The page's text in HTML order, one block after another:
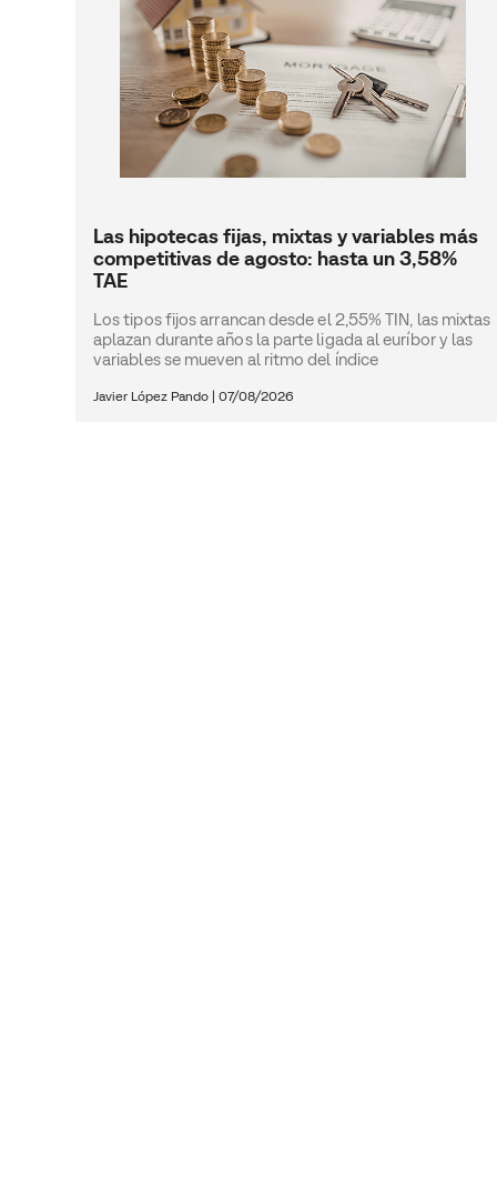
Las hipotecas fijas, mixtas y variables más
competitivas de agosto: hasta un 3,58%
TAE
Los tipos fijos arrancan desde el 2,55% TIN, las mixtas
aplazan durante años la parte ligada al euríbor y las
variables se mueven al ritmo del índice
Javier López Pando | 07/08/2026